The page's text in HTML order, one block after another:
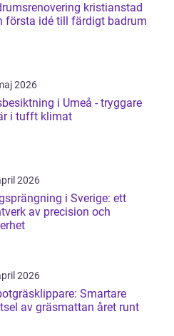
kristianstad
första idé till färdigt badrum
2026
i Umeå - tryggare
i tufft klimat
2026
i Sverige: ett
av precision och
2026
Smartare
av gräsmattan året runt